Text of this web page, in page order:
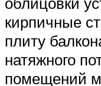
кирпичные
плиту
натяжного
помещений